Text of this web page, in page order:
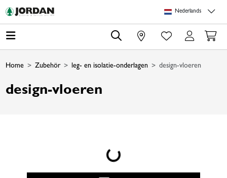
Nederlands
0
Home Zubehör leg- en isolatie-onderlagen design-vloeren
design-vloeren
Loading...